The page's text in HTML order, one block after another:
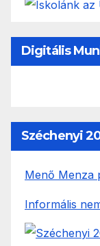
Digitális
Széchenyi
Menő Menza
Informális